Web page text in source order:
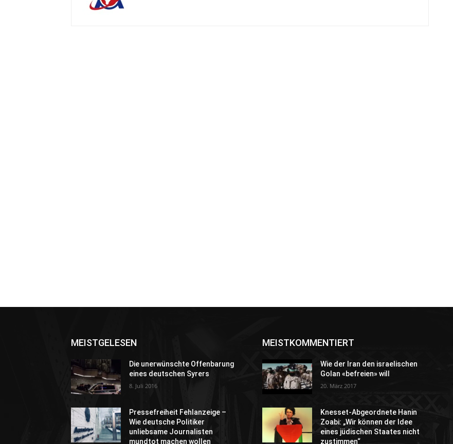
MEISTGELESEN
Die unerwünschte Offenbarung
eines deutschen Syrers
8. Juli 2016
Pressefreiheit Fehlanzeige –
Wie deutsche Politiker
unliebsame Journalisten
mundtot machen wollen
MEISTKOMMENTIERT
Wie der Iran den israelischen
Golan «befreien» will
20. März 2017
Knesset-Abgeordnete Hanin
Zoabi: „Wir können der Idee
eines jüdischen Staates nicht
zustimmen“